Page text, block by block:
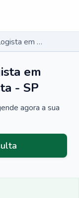
Otorrinolaringologista em Monte Azul Paulista - SP
em
- SP
agora a sua